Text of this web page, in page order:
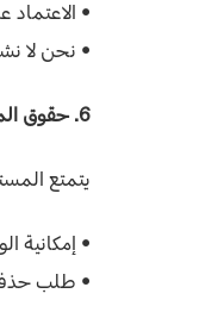
•
• نحن لا
6. حقوق المستخدم والتحكم في البيانات
يتمتع
• إمكانية
• طلب حذف